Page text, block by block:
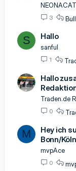
3
S Hallo
sanful
1
Hallo
Traden.de
0
M
Hey ich
Bonn/
mvpAce
0